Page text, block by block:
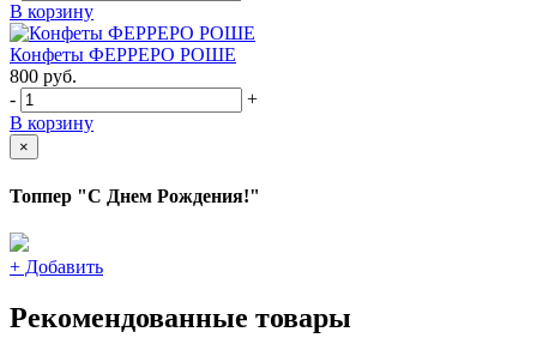
В корзину
Конфеты ФЕРРЕРО РОШЕ
800 руб.
-
+
В корзину
×
Топпер "С Днем Рождения!"
+ Добавить
Рекомендованные товары